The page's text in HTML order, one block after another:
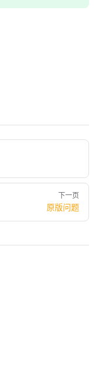
下一页
原版问题